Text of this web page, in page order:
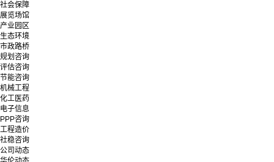
社会保障
展览场馆
产业园区
生态环境
市政路桥
规划咨询
评估咨询
节能咨询
机械工程
化工医药
电子信息
PPP咨询
工程造价
社稳咨询
公司动态